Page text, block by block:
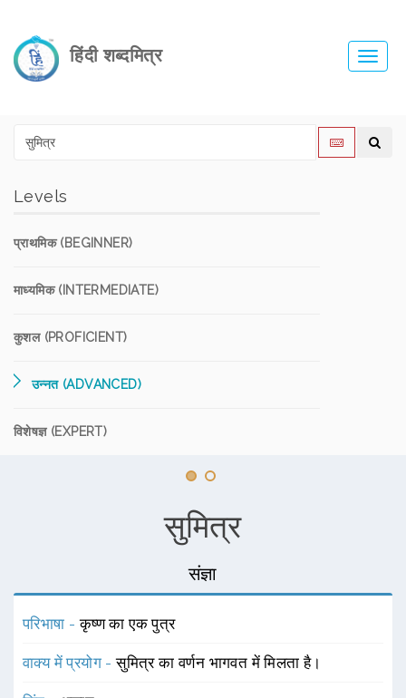
हिंदी शब्दमित्र
Levels
प्राथमिक (BEGINNER)
माध्यमिक (INTERMEDIATE)
कुशल (PROFICIENT)
उन्नत (ADVANCED)
विशेषज्ञ (EXPERT)
सुमित्र
संज्ञा
परिभाषा -कृष्ण का एक पुत्र
वाक्य में प्रयोग -सुमित्र का वर्णन भागवत में मिलता है।